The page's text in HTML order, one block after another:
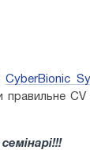
CyberBionic
правильне